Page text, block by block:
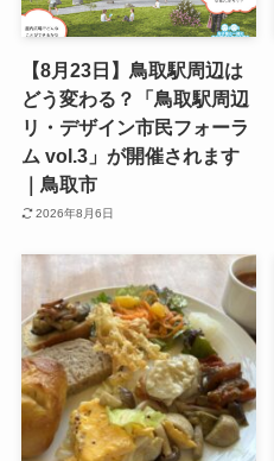
【8月23日】鳥取駅周辺は
どう変わる？「鳥取駅周辺
リ・デザイン市民フォーラ
ム vol.3」が開催されます
｜鳥取市
2026年8月6日